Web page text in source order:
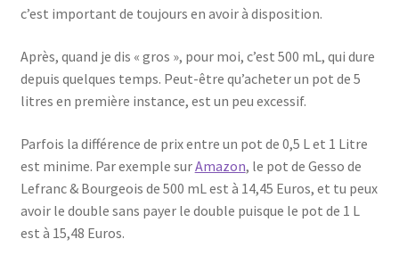
c’est important de toujours en avoir à disposition.
Après, quand je dis « gros », pour moi, c’est 500 mL, qui dure
depuis quelques temps. Peut-être qu’acheter un pot de 5
litres en première instance, est un peu excessif.
Parfois la différence de prix entre un pot de 0,5 L et 1 Litre
est minime. Par exemple surAmazon, le pot de Gesso de
Lefranc & Bourgeois de 500 mL est à 14,45 Euros, et tu peux
avoir le double sans payer le double puisque le pot de 1 L
est à 15,48 Euros.